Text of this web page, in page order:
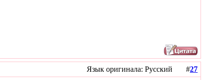
Язык оригинала: Русский #27